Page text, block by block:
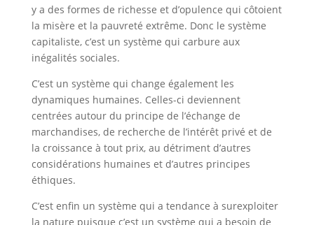
y a des formes de richesse et d’opulence qui côtoient
la misère et la pauvreté extrême. Donc le système
capitaliste, c’est un système qui carbure aux
inégalités sociales.
C’est un système qui change également les
dynamiques humaines. Celles-ci deviennent
centrées autour du principe de l’échange de
marchandises, de recherche de l’intérêt privé et de
la croissance à tout prix, au détriment d’autres
considérations humaines et d’autres principes
éthiques.
C’est enfin un système qui a tendance à surexploiter
la nature puisque c’est un système qui a besoin de